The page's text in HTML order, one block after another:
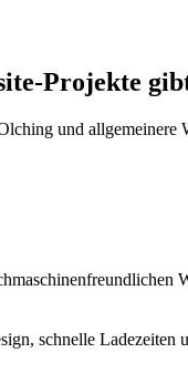
Projekte gibt
und allgemeinere
schnelle Ladezeiten